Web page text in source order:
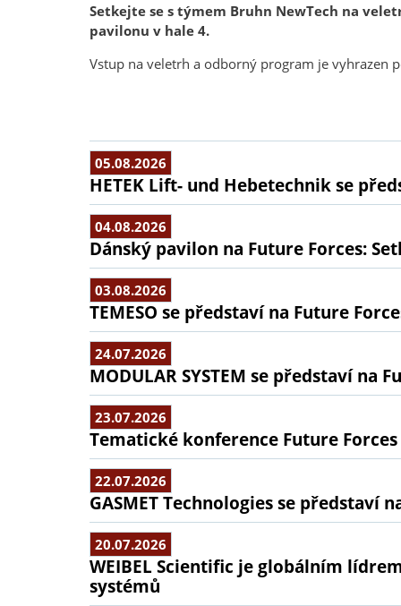
Setkejte se s týmem Bruhn NewTech na
pavilonu v hale 4.
Vstup na veletrh a odborný program je vyhrazen
05.08.2026
HETEK Lift- und Hebetechnik se
04.08.2026
Dánský pavilon na Future Forces:
03.08.2026
TEMESO se představí na Future
24.07.2026
MODULAR SYSTEM se představí na
23.07.2026
Tematické konference Future
22.07.2026
GASMET Technologies se představí
20.07.2026
WEIBEL Scientific je globálním
systémů